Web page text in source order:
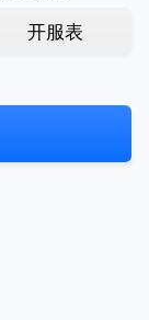
开服表